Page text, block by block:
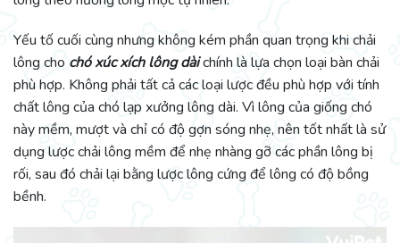
Yếu tố cuối cùng nhưng không kém phần quan trọng khi chải
lông cho chó xúc xích lông dàichính là lựa chọn loại bàn chải
phù hợp. Không phải tất cả các loại lược đều phù hợp với tính
chất lông của chó lạp xưởng lông dài. Vì lông của giống chó
này mềm, mượt và chỉ có độ gợn sóng nhẹ, nên tốt nhất là sử
dụng lược chải lông mềm để nhẹ nhàng gỡ các phần lông bị
rối, sau đó chải lại bằng lược lông cứng để lông có độ bồng
bềnh.